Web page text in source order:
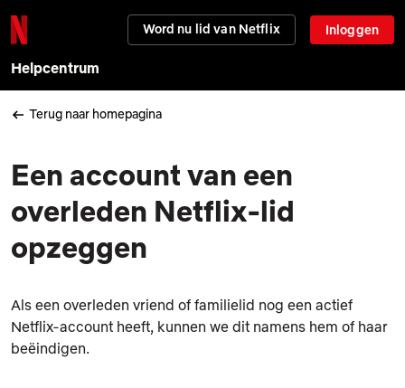
Word nu lid van Netflix Inloggen
Helpcentrum
Terug naar homepagina
Een account van een
overleden Netflix-lid
opzeggen
Als een overleden vriend of familielid nog een actief
Netflix-account heeft, kunnen we dit namens hem of haar
beëindigen.